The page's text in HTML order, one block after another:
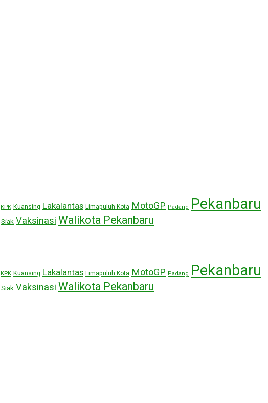
KPK Kuansing Lakalantas Limapuluh Kota MotoGP Padang Pekanbaru
Siak Vaksinasi Walikota Pekanbaru
KPK Kuansing Lakalantas Limapuluh Kota MotoGP Padang Pekanbaru
Siak Vaksinasi Walikota Pekanbaru